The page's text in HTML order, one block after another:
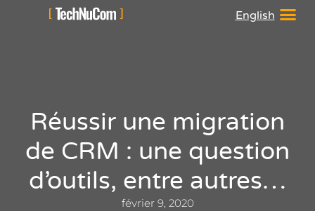
English
Réussir une migration
de CRM : une question
d’outils, entre autres…
février 9, 2020